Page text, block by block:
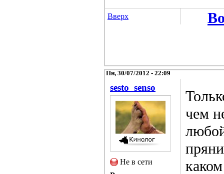
Вверх
Пн, 30/07/2012 - 22:09
sesto_senso
Не в сети
чем